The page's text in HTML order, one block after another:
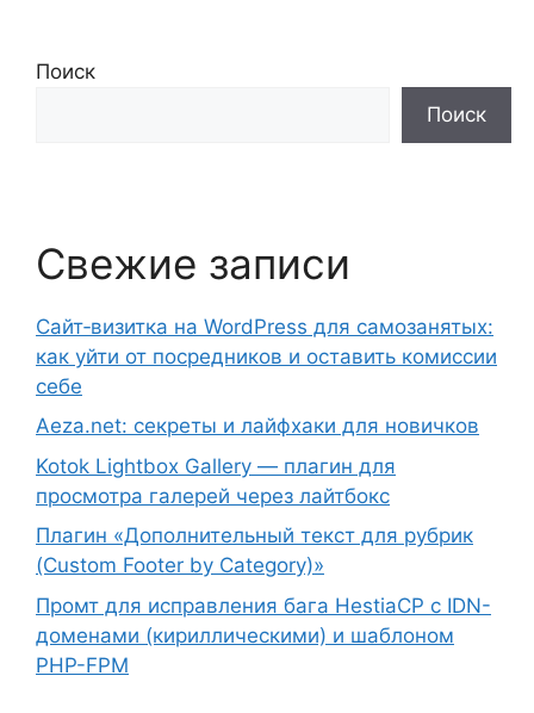
Поиск
Поиск
Свежие записи
Сайт‑визитка на WordPress для самозанятых:
как уйти от посредников и оставить комиссии
себе
Aeza.net: секреты и лайфхаки для новичков
Kotok Lightbox Gallery — плагин для
просмотра галерей через лайтбокс
Плагин «Дополнительный текст для рубрик
(Custom Footer by Category)»
Промт для исправления бага HestiaCP с IDN-
доменами (кириллическими) и шаблоном
PHP-FPM